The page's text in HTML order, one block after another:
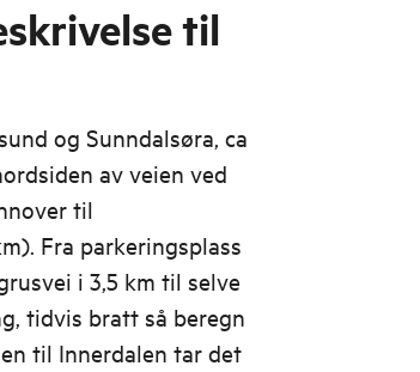
til
og Sunndalsøra, ca
av veien ved
til
Fra parkeringsplass
i 3,5 km til selve
tidvis bratt så beregn
til Innerdalen tar det